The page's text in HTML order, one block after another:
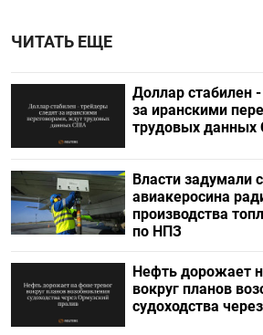
ЧИТАТЬ ЕЩЕ
Доллар стабилен
за иранскими
трудовых
Власти задумали
авиакеросина
производства
по НПЗ
Нефть дорожает
вокруг планов
судоходства